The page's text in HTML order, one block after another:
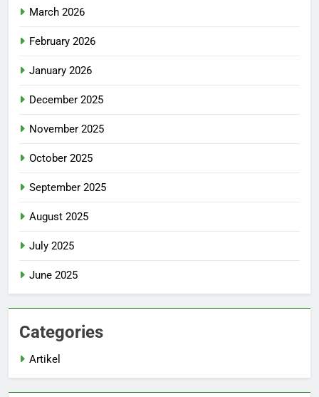
March 2026
February 2026
January 2026
December 2025
November 2025
October 2025
September 2025
August 2025
July 2025
June 2025
Categories
Artikel